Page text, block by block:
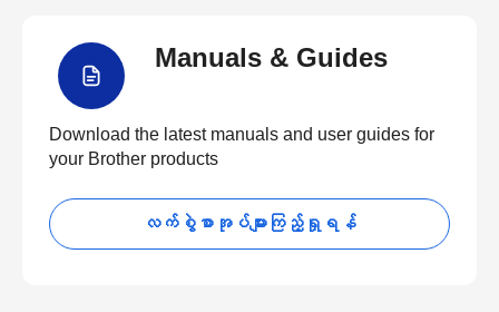
Manuals & Guides
Download the latest manuals and user guides for
your Brother products
လက်စွဲစာအုပ်များကြည့်ရှုရန်